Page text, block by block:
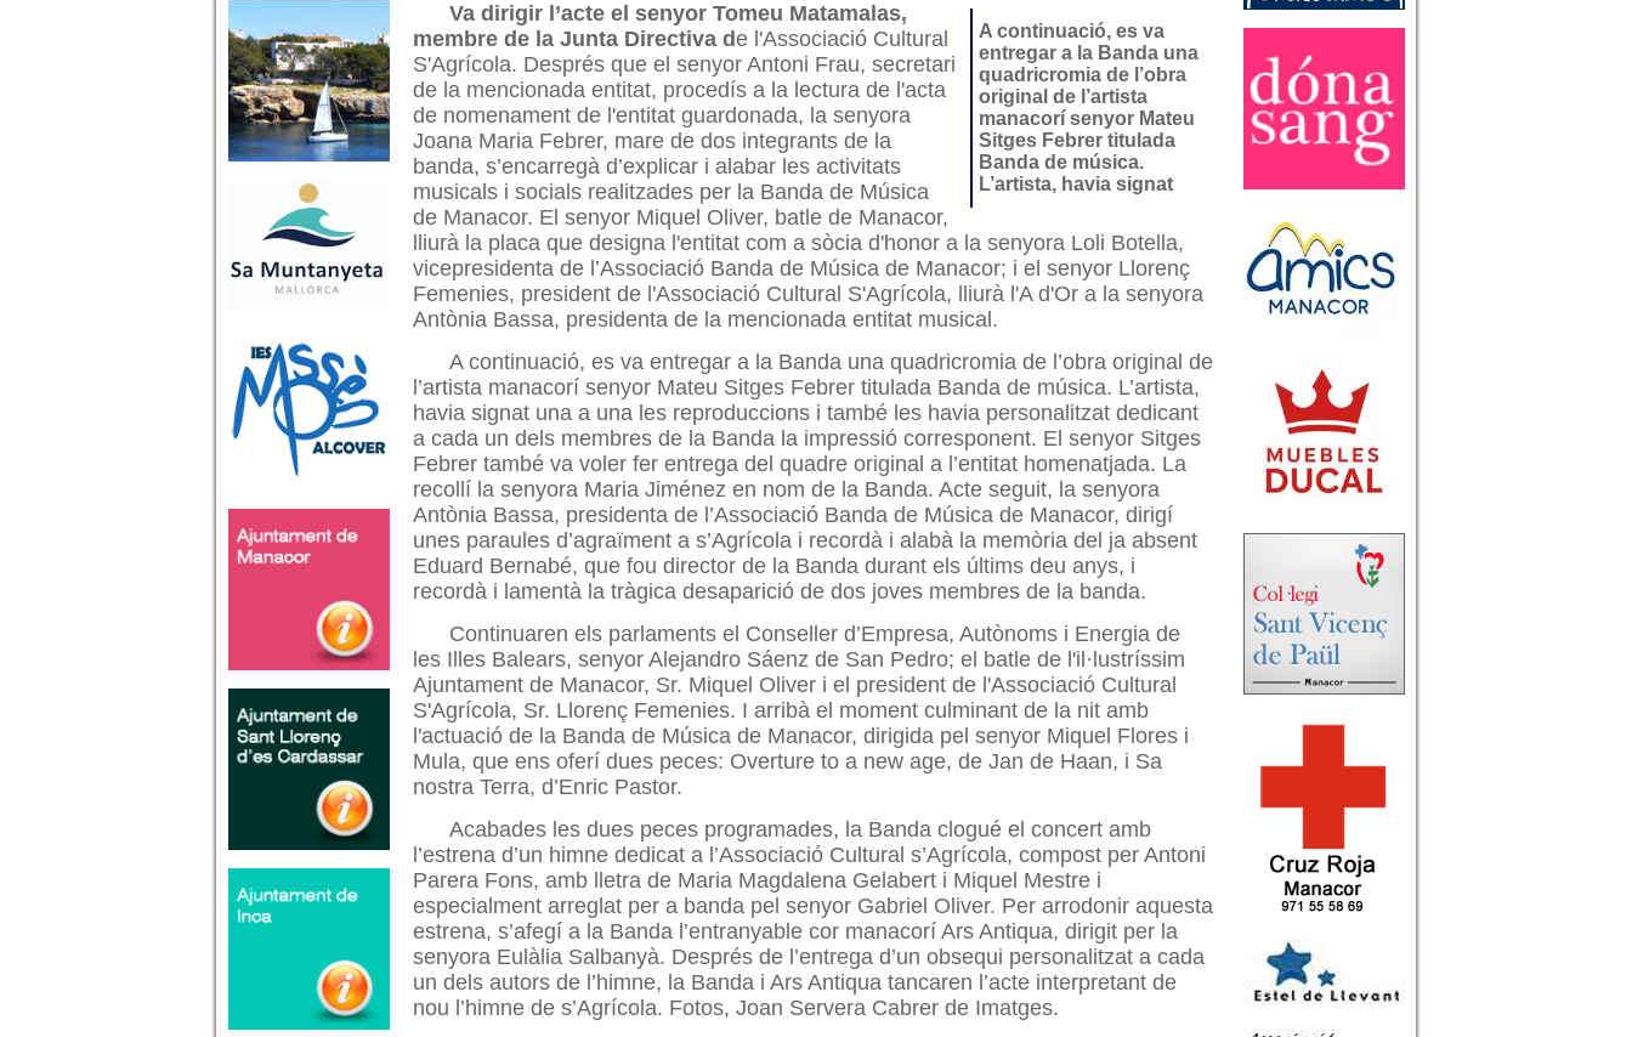
A continuació, es va
entregar a la Banda una
quadricromia de l’obra
original de l’artista
manacorí senyor Mateu
Sitges Febrer titulada
Banda de música.
L’artista, havia signat
Va dirigir l’acte el senyor Tomeu Matamalas,
membre de la Junta Directiva de l'Associació Cultural
S'Agrícola. Després que el senyor Antoni Frau, secretari
de la mencionada entitat, procedís a la lectura de l'acta
de nomenament de l'entitat guardonada, la senyora
Joana Maria Febrer, mare de dos integrants de la
banda, s’encarregà d’explicar i alabar les activitats
musicals i socials realitzades per la Banda de Música
de Manacor. El senyor Miquel Oliver, batle de Manacor,
lliurà la placa que designa l'entitat com a sòcia d'honor a la senyora Loli Botella,
vicepresidenta de l’Associació Banda de Música de Manacor; i el senyor Llorenç
Femenies, president de l'Associació Cultural S'Agrícola, lliurà l'A d'Or a la senyora
Antònia Bassa, presidenta de la mencionada entitat musical.
A continuació, es va entregar a la Banda una quadricromia de l’obra original de
l’artista manacorí senyor Mateu Sitges Febrer titulada Banda de música. L’artista,
havia signat una a una les reproduccions i també les havia personalitzat dedicant
a cada un dels membres de la Banda la impressió corresponent. El senyor Sitges
Febrer també va voler fer entrega del quadre original a l’entitat homenatjada. La
recollí la senyora Maria Jiménez en nom de la Banda. Acte seguit, la senyora
Antònia Bassa, presidenta de l’Associació Banda de Música de Manacor, dirigí
unes paraules d’agraïment a s’Agrícola i recordà i alabà la memòria del ja absent
Eduard Bernabé, que fou director de la Banda durant els últims deu anys, i
recordà i lamentà la tràgica desaparició de dos joves membres de la banda.
Continuaren els parlaments el Conseller d’Empresa, Autònoms i Energia de
les Illes Balears, senyor Alejandro Sáenz de San Pedro; el batle de l'il·lustríssim
Ajuntament de Manacor, Sr. Miquel Oliver i el president de l'Associació Cultural
S'Agrícola, Sr. Llorenç Femenies. I arribà el moment culminant de la nit amb
l'actuació de la Banda de Música de Manacor, dirigida pel senyor Miquel Flores i
Mula, que ens oferí dues peces: Overture to a new age, de Jan de Haan, i Sa
nostra Terra, d’Enric Pastor.
Acabades les dues peces programades, la Banda clogué el concert amb
l’estrena d’un himne dedicat a l’Associació Cultural s’Agrícola, compost per Antoni
Parera Fons, amb lletra de Maria Magdalena Gelabert i Miquel Mestre i
especialment arreglat per a banda pel senyor Gabriel Oliver. Per arrodonir aquesta
estrena, s’afegí a la Banda l’entranyable cor manacorí Ars Antiqua, dirigit per la
senyora Eulàlia Salbanyà. Després de l’entrega d’un obsequi personalitzat a cada
un dels autors de l ’himne, la Banda i Ars Antiqua tancaren l’acte interpretant de
nou l’himne de s’Agrícola. Fotos, Joan Servera Cabrer de Imatges.